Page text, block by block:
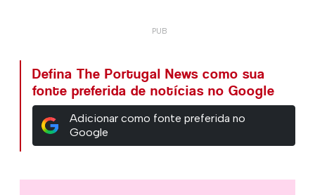
Defina The Portugal News como sua
fonte preferida de notícias no Google
Adicionar como fonte preferida no
Google